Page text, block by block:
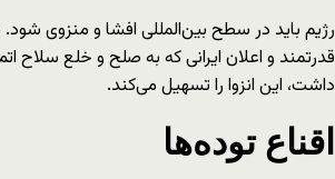
رژیم باید در سطح بین‌المللی افشا و منزوی
قدرتمند و اعلان ایرانی که به صلح و خلع سلاح
داشت، این انزوا را تسهیل می‌کند.
اقناع توده‌ها